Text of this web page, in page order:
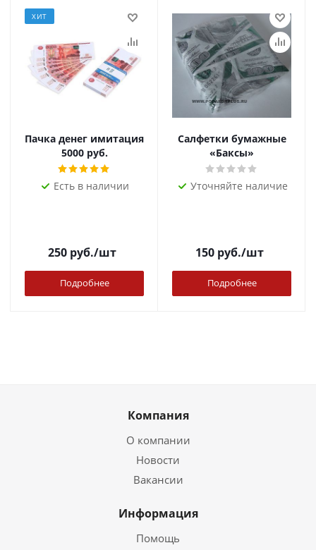
ХИТ
Пачка денег имитация
5000 руб.
Есть в наличии
250руб./шт
Подробнее
Салфетки бумажные
«Баксы»
Уточняйте наличие
150руб./шт
Подробнее
Компания
О компании
Новости
Вакансии
Информация
Помощь